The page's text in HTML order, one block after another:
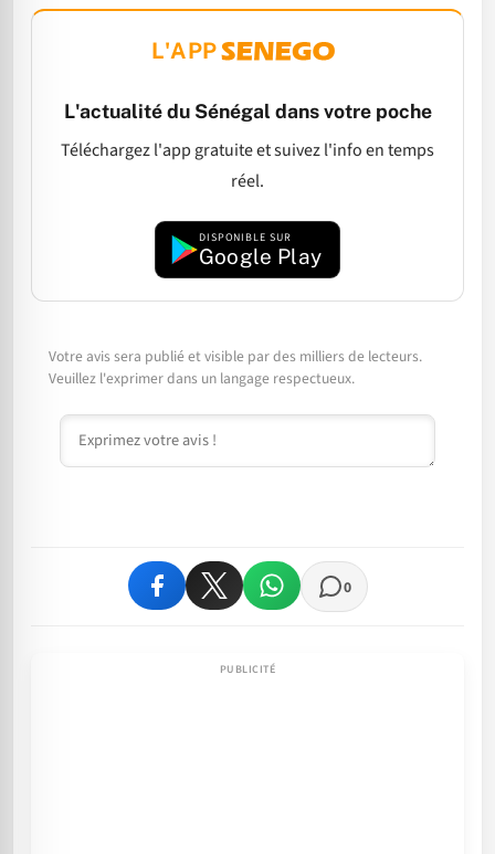
L'APP
L'actualité du Sénégal dans votre poche
Téléchargez l'app gratuite et suivez l'info en temps
réel.
DISPONIBLE SUR
Google Play
Votre avis sera publié et visible par des milliers de lecteurs.
Veuillez l'exprimer dans un langage respectueux.
Commentaire
0